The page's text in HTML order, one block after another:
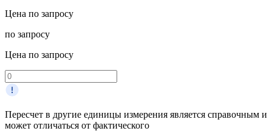
Цена по запросу
по запросу
Цена по запросу
Пересчет в другие единицы измерения является справочным и
может отличаться от фактического